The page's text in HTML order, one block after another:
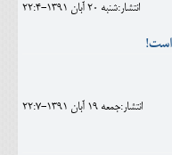
انتشار:شنبه 20 آبان 1391-22:4
انتشار:جمعه 19 آبان 1391-22:7